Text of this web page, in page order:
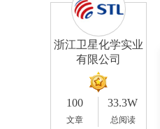
浙江卫星化学实业
有限公司
100
文章
33.3W
总阅读